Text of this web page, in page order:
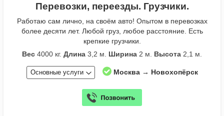
Перевозки, переезды. Грузчики.
Работаю сам лично, на своём авто! Опытом в перевозках
более десяти лет. Любой груз, любое расстояние. Есть
крепкие грузчики.
Вес 4000 кг. Длина 3,2 м. Ширина 2 м. Высота 2,1 м.
Основные услуги Москва → Новохопёрск